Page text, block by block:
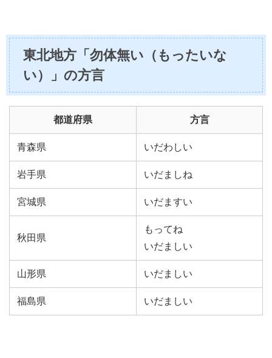
東北地方「勿体無い（もったいな
い）」の方言
都道府県 方言
青森県 いだわしい
岩手県 いだましね
宮城県 いだますい
秋田県
もってね
いだましい
山形県 いだましい
福島県 いだましい